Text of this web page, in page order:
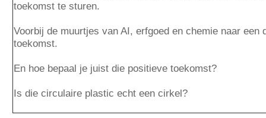
toekomst te sturen.
Voorbij de muurtjes van AI, erfgoed en chemie naar een
toekomst.
En hoe bepaal je juist die positieve toekomst?
Is die circulaire plastic echt een cirkel?